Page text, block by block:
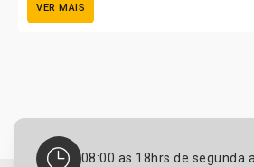
VER MAIS
08:00 as 18hrs de segunda